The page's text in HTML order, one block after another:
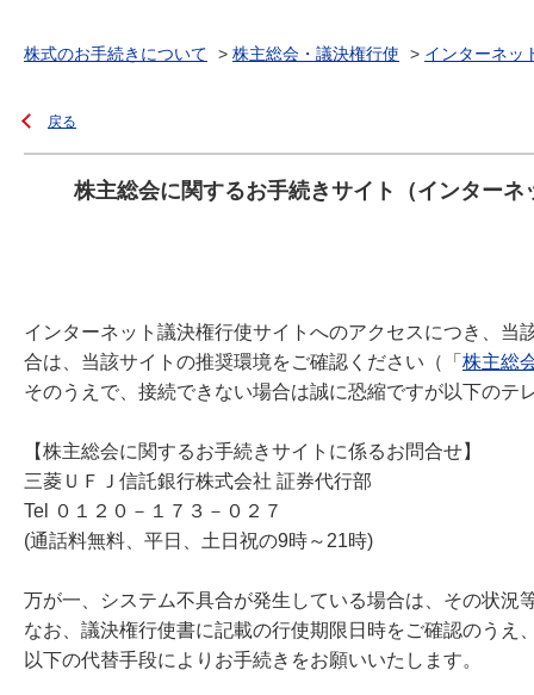
株式のお手続きについて > 株主総会・議決権行使 > インターネッ
戻る
株主総会に関するお手続きサイト（インター
インターネット議決権行使サイトへのアクセスにつき、
合は、当該サイトの推奨環境をご確認ください（「 株主総
そのうえで、接続できない場合は誠に恐縮ですが以下のテ
【株主総会に関するお手続きサイトに係るお問合せ】
三菱ＵＦＪ信託銀行株式会社 証券代行部
Tel ０１２０－１７３－０２７
(通話料無料、平日、土日祝の9時～21時)
万が一、システム不具合が発生している場合は、その状況
なお、議決権行使書に記載の行使期限日時をご確認のう
以下の代替手段によりお手続きをお願いいたします。